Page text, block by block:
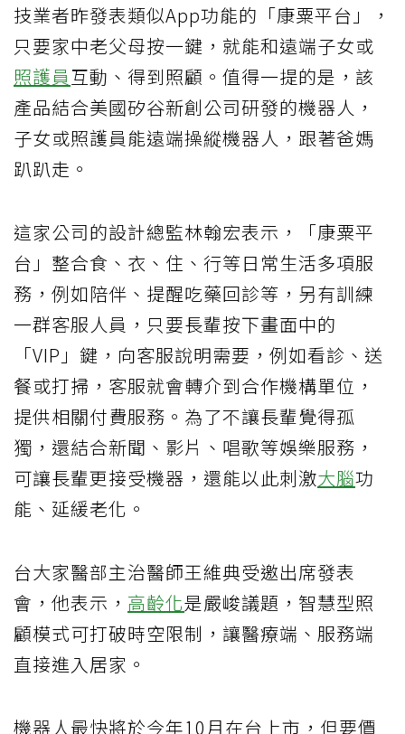
技業者昨發表類似App功能的「康粟平台」，
只要家中老父母按一鍵，就能和遠端子女或
照護員互動、得到照顧。值得一提的是，該
產品結合美國矽谷新創公司研發的機器人，
子女或照護員能遠端操縱機器人，跟著爸媽
趴趴走。
這家公司的設計總監林翰宏表示，「康粟平
台」整合食、衣、住、行等日常生活多項服
務，例如陪伴、提醒吃藥回診等，另有訓練
一群客服人員，只要長輩按下畫面中的
「VIP」鍵，向客服說明需要，例如看診、送
餐或打掃，客服就會轉介到合作機構單位，
提供相關付費服務。為了不讓長輩覺得孤
獨，還結合新聞、影片、唱歌等娛樂服務，
可讓長輩更接受機器，還能以此刺激大腦功
能、延緩老化。
台大家醫部主治醫師王維典受邀出席發表
會，他表示， 高齡化是嚴峻議題，智慧型照
顧模式可打破時空限制，讓醫療端、服務端
直接進入居家。
機器人最快將於今年10月在台上市，但要價